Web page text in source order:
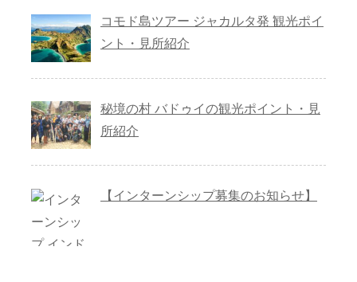
コモド島ツアー ジャカルタ発 観光ポイ
ント・見所紹介
秘境の村 バドゥイの観光ポイント・見
所紹介
【インターンシップ募集のお知らせ】